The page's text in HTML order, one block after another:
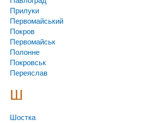
Прилуки
Первомайський
Покров
Первомайськ
Полонне
Покровськ
Переяслав
Ш
Шостка